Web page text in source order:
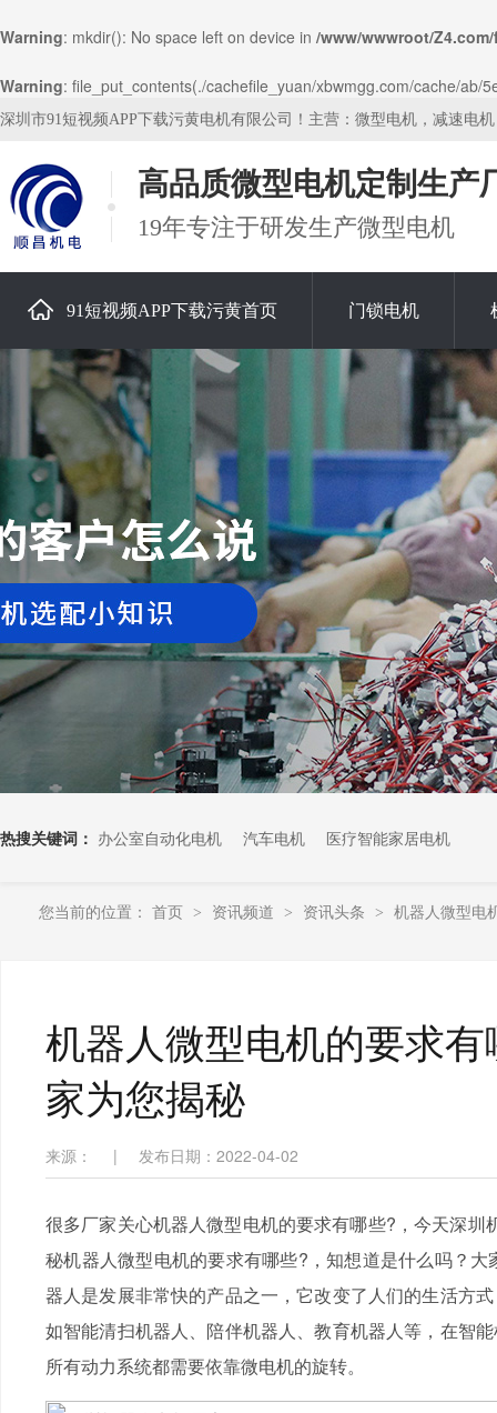
Warning: mkdir(): No space left on device in /www/wwwroot/
Warning: file_put_contents(./cachefile_yuan/xbwmgg.com/cache/
深圳市91短视频APP下载污黄电机有限公司！主营：微型电机，减速电
高品质微型电机定制生产
19年专注于研发生产微型电机
91短视频APP下载污黄首页 门锁电机
关于91短视频APP下载污黄
热搜关键词： 办公室自动化电机 汽车电机 医疗智能家居电机
您当前的位置： 首页 > 资讯频道 > 资讯头条 > 机器人微型电
机器人微型电机的要求
家为您揭秘
来源： | 发布日期：2022-04-02
很多厂家关心机器人微型电机的要求有哪些?，今天深
秘机器人微型电机的要求有哪些?，知想道是什么吗？
器人是发展非常快的产品之一，它改变了人们的生活方
如智能清扫机器人、陪伴机器人、教育机器人等，在智
所有动力系统都需要依靠微电机的旋转。